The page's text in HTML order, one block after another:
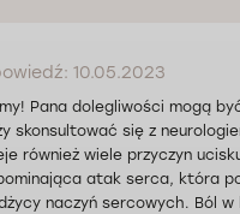
10.05.2023
Pana dolegliwości mogą
skonsultować się z
również wiele przyczyn
atak serca, która
naczyń sercowych. Ból